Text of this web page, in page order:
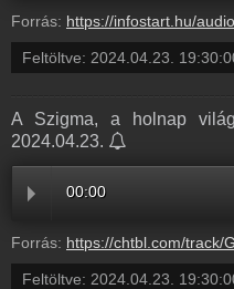
Forrás: https://infostart.hu/audio/
Feltöltve: 2024.04.23.
A Szigma, a holnap
2024.04.23.
00:00
Forrás: https://chtbl.com/track/GB95AD/dts.podtrac.com/redirect.mp3/
Feltöltve: 2024.04.23.